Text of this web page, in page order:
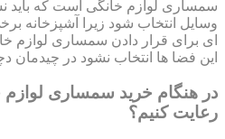
سمساری لوازم خانگی است که باید
وسایل انتخاب شود زیرا آشپزخانه
ای برای قرار دادن سمساری لوازم
این فضا ها انتخاب نشود در
در هنگام خرید سمساری لوازم
رعایت کنیم؟